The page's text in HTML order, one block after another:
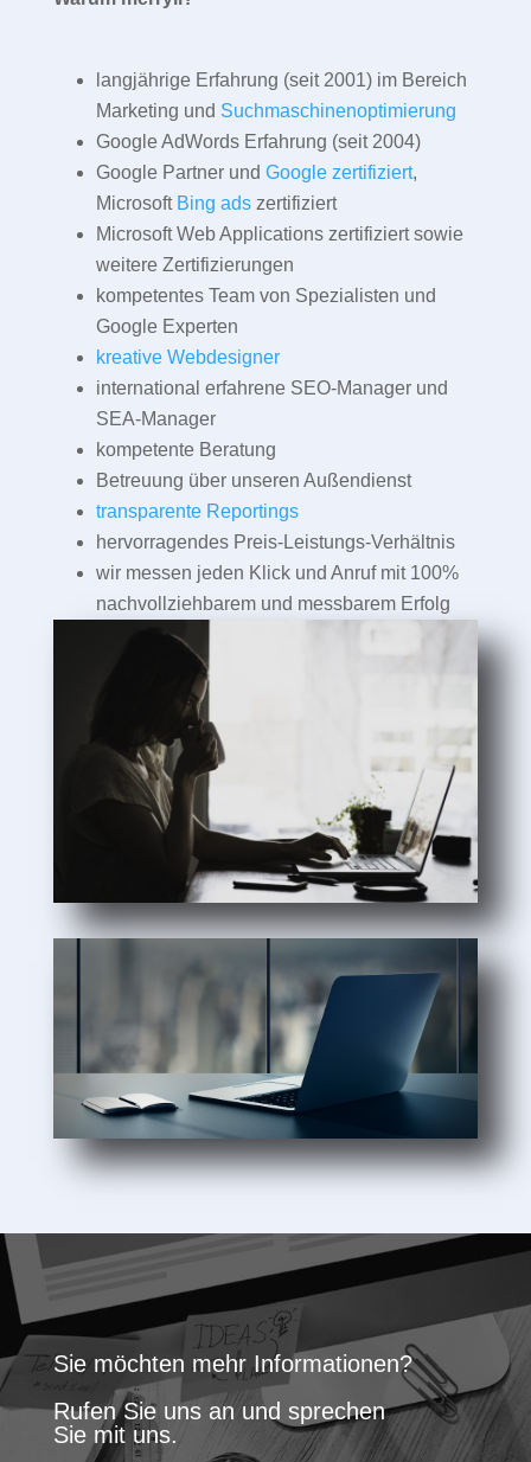
langjährige Erfahrung (seit 2001) im Bereich
Marketing und Suchmaschinenoptimierung
Google AdWords Erfahrung (seit 2004)
Google Partner und Google zertifiziert,
Microsoft Bing adszertifiziert
Microsoft Web Applications zertifiziert sowie
weitere Zertifizierungen
kompetentes Team von Spezialisten und
Google Experten
kreative Webdesigner
international erfahrene SEO-Manager und
SEA-Manager
kompetente Beratung
Betreuung über unseren Außendienst
transparente Reportings
hervorragendes Preis-Leistungs-Verhältnis
wir messen jeden Klick und Anruf mit 100%
nachvollziehbarem und messbarem Erfolg
Sie möchten mehr Informationen?
Rufen Sie uns an und sprechen
Sie mit uns.